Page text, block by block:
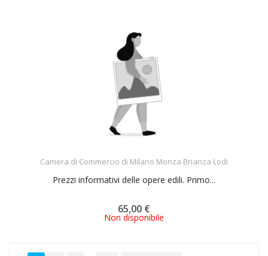
Camera di Commercio di Milano Monza Brianza Lodi
Prezzi informativi delle opere edili. Primo...
65,00 €
Non disponibile